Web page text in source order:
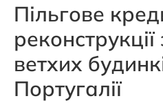
Пільгове
ветхих
Португалії